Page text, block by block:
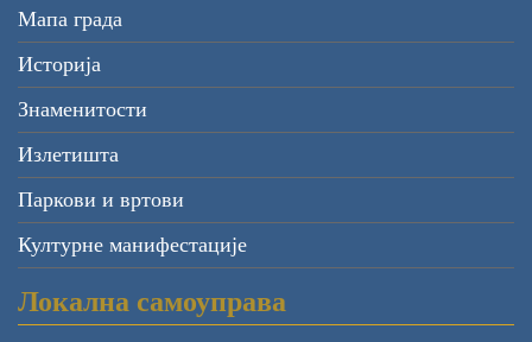
Мапа града
Историја
Знаменитости
Излетишта
Паркови и вртови
Културне манифестације
Локална самоуправа